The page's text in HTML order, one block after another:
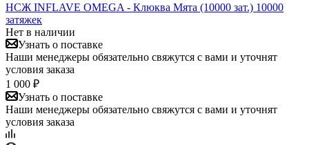
НСЖ INFLAVE OMEGA - Клюква Мята (10000 зат.) 10000
затяжек
Нет в наличии
Узнать о поставке
Наши менеджеры обязательно свяжутся с вами и уточнят
условия заказа
1 000 ₽
Узнать о поставке
Наши менеджеры обязательно свяжутся с вами и уточнят
условия заказа